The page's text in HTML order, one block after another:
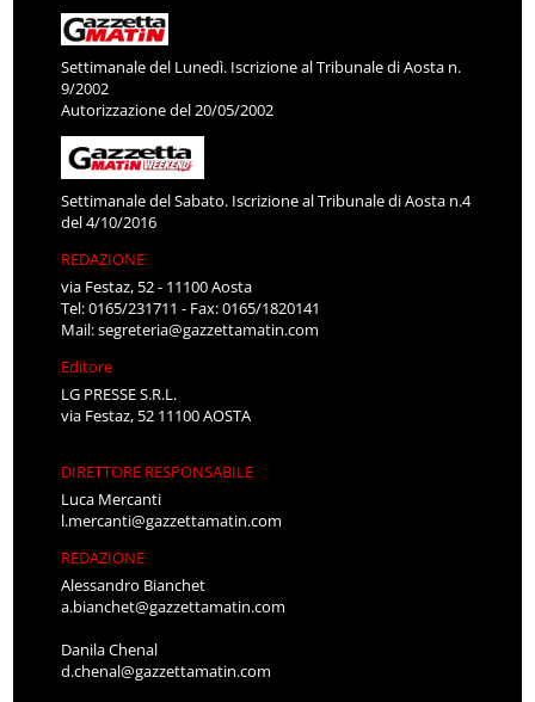
Settimanale del Lunedì. Iscrizione al Tribunale di Aosta n.
9/2002
Autorizzazione del 20/05/2002
Settimanale del Sabato. Iscrizione al Tribunale di Aosta n.4
del 4/10/2016
REDAZIONE
via Festaz, 52 - 11100 Aosta
Tel: 0165/231711 - Fax: 0165/1820141
Mail:segreteria@gazzettamatin.com
Editore
LG PRESSE S.R.L.
via Festaz, 52 11100 AOSTA
DIRETTORE RESPONSABILE
Luca Mercanti
l.mercanti@gazzettamatin.com
REDAZIONE
Alessandro Bianchet
a.bianchet@gazzettamatin.com
Danila Chenal
d.chenal@gazzettamatin.com